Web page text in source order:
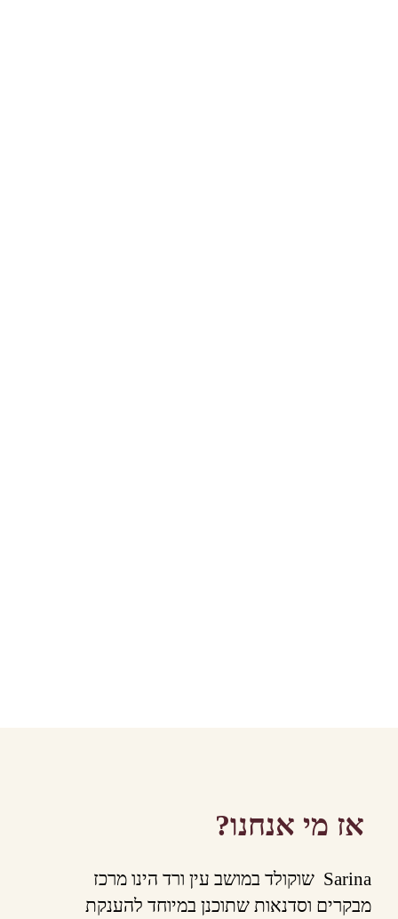
אז מי אנחנו?
Sarina שוקולד במושב עין ורד הינו מרכז
מבקרים וסדנאות שתוכנן במיוחד להענקת